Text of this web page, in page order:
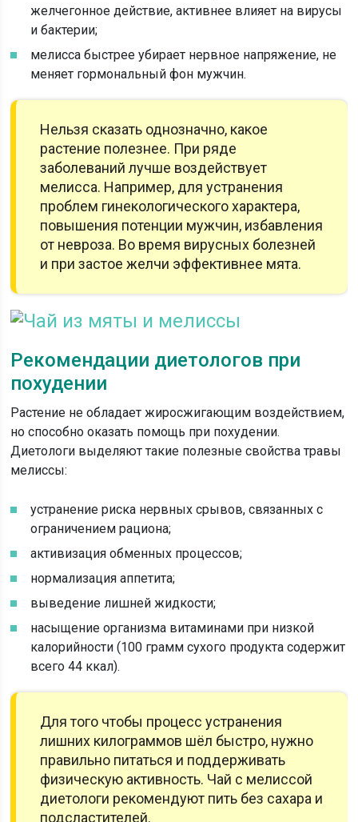
желчегонное действие, активнее влияет на вирусы
и бактерии;
мелисса быстрее убирает нервное напряжение, не
меняет гормональный фон мужчин.
Нельзя сказать однозначно, какое
растение полезнее. При ряде
заболеваний лучше воздействует
мелисса. Например, для устранения
проблем гинекологического характера,
повышения потенции мужчин, избавления
от невроза. Во время вирусных болезней
и при застое желчи эффективнее мята.
Рекомендации диетологов при
похудении
Растение не обладает жиросжигающим воздействием,
но способно оказать помощь при похудении.
Диетологи выделяют такие полезные свойства травы
мелиссы:
устранение риска нервных срывов, связанных с
ограничением рациона;
активизация обменных процессов;
нормализация аппетита;
выведение лишней жидкости;
насыщение организма витаминами при низкой
калорийности (100 грамм сухого продукта содержит
всего 44 ккал).
Для того чтобы процесс устранения
лишних килограммов шёл быстро, нужно
правильно питаться и поддерживать
физическую активность. Чай с мелиссой
диетологи рекомендуют пить без сахара и
подсластителей.